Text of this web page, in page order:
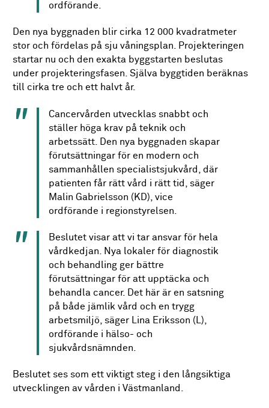
ordförande.
Den nya byggnaden blir cirka 12 000 kvadratmeter
stor och fördelas på sju våningsplan. Projekteringen
startar nu och den exakta byggstarten beslutas
under projekteringsfasen. Själva byggtiden beräknas
till cirka tre och ett halvt år.
Cancervården utvecklas snabbt och
ställer höga krav på teknik och
arbetssätt. Den nya byggnaden skapar
förutsättningar för en modern och
sammanhållen specialistsjukvård, där
patienten får rätt vård i rätt tid, säger
Malin Gabrielsson (KD), vice
ordförande i regionstyrelsen.
Beslutet visar att vi tar ansvar för hela
vårdkedjan. Nya lokaler för diagnostik
och behandling ger bättre
förutsättningar för att upptäcka och
behandla cancer. Det här är en satsning
på både jämlik vård och en trygg
arbetsmiljö, säger Lina Eriksson (L),
ordförande i hälso- och
sjukvårdsnämnden.
Beslutet ses som ett viktigt steg i den långsiktiga
utvecklingen av vården i Västmanland.